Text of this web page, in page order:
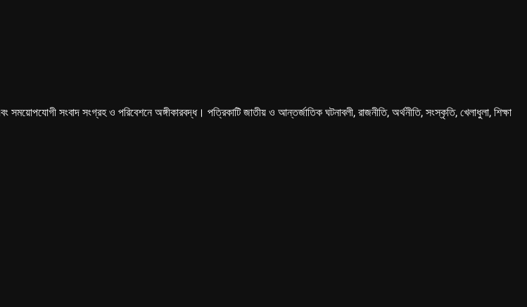
সংবাদ সংগ্রহ ও পরিবেশনে অঙ্গীকারবদ্ধ। পত্রিকাটি জাতীয় ও আন্তর্জাতিক ঘটনাবলী, রাজনীতি, অর্থনীতি, সংস্কৃতি, খেলাধুলা, শিক্ষা